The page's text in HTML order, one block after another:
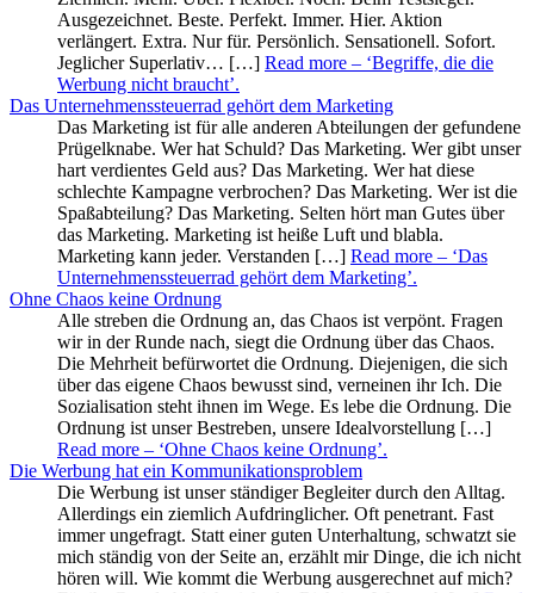
Ausgezeichnet. Beste. Perfekt. Immer. Hier. Aktion
verlängert. Extra. Nur für. Persönlich. Sensationell. Sofort.
Jeglicher Superlativ… […] Read more – ‘Begriffe, die die
Werbung nicht braucht’.
Das Unternehmenssteuerrad gehört dem Marketing
Das Marketing ist für alle anderen Abteilungen der gefundene
Prügelknabe. Wer hat Schuld? Das Marketing. Wer gibt unser
hart verdientes Geld aus? Das Marketing. Wer hat diese
schlechte Kampagne verbrochen? Das Marketing. Wer ist die
Spaßabteilung? Das Marketing. Selten hört man Gutes über
das Marketing. Marketing ist heiße Luft und blabla.
Marketing kann jeder. Verstanden […] Read more – ‘Das
Unternehmenssteuerrad gehört dem Marketing’.
Ohne Chaos keine Ordnung
Alle streben die Ordnung an, das Chaos ist verpönt. Fragen
wir in der Runde nach, siegt die Ordnung über das Chaos.
Die Mehrheit befürwortet die Ordnung. Diejenigen, die sich
über das eigene Chaos bewusst sind, verneinen ihr Ich. Die
Sozialisation steht ihnen im Wege. Es lebe die Ordnung. Die
Ordnung ist unser Bestreben, unsere Idealvorstellung […]
Read more – ‘Ohne Chaos keine Ordnung’.
Die Werbung hat ein Kommunikationsproblem
Die Werbung ist unser ständiger Begleiter durch den Alltag.
Allerdings ein ziemlich Aufdringlicher. Oft penetrant. Fast
immer ungefragt. Statt einer guten Unterhaltung, schwatzt sie
mich ständig von der Seite an, erzählt mir Dinge, die ich nicht
hören will. Wie kommt die Werbung ausgerechnet auf mich?